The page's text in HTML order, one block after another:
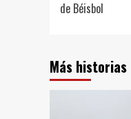
de Béisbol
Más historias